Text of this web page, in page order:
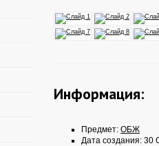
Информация:
Предмет: ОБЖ
Дата создания: 30